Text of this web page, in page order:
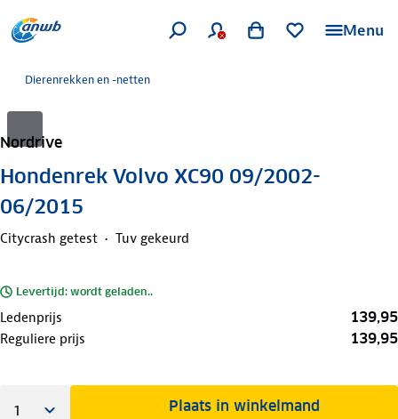
Menu
Dierenrekken en -netten
Nordrive
Hondenrek Volvo XC90 09/2002-
06/2015
Citycrash getest Tuv gekeurd
Levertijd: wordt geladen..
Ledenprijs 139,95
Reguliere prijs 139,95
Plaats in winkelmand